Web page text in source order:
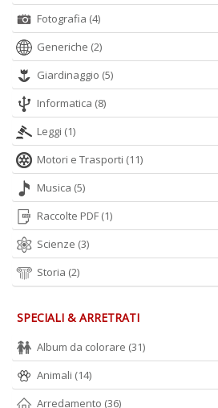
Fotografia (4)
Generiche (2)
Giardinaggio (5)
Informatica (8)
Leggi (1)
Motori e Trasporti (11)
Musica (5)
Raccolte PDF (1)
Scienze (3)
Storia (2)
SPECIALI & ARRETRATI
Album da colorare (31)
Animali (14)
Arredamento (36)